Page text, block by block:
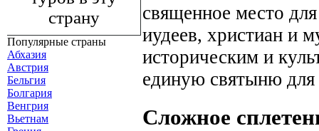
страну
Популярные страны
Абхазия
Австрия
Бельгия
Болгария
Венгрия
Вьетнам
священное место
иудеев, христиан и
историческим и
единую святыню
Сложное